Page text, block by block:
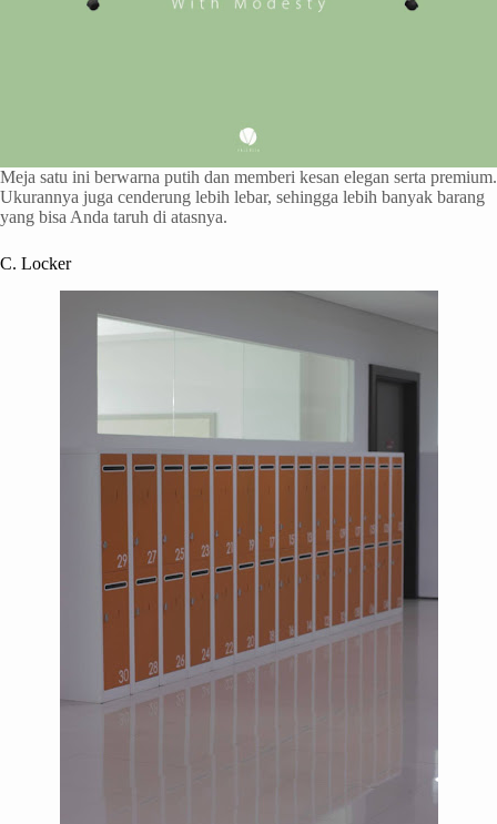
Meja satu ini berwarna putih dan memberi kesan elegan serta premium.
Ukurannya juga cenderung lebih lebar, sehingga lebih banyak barang
yang bisa Anda taruh di atasnya.
C. Locker